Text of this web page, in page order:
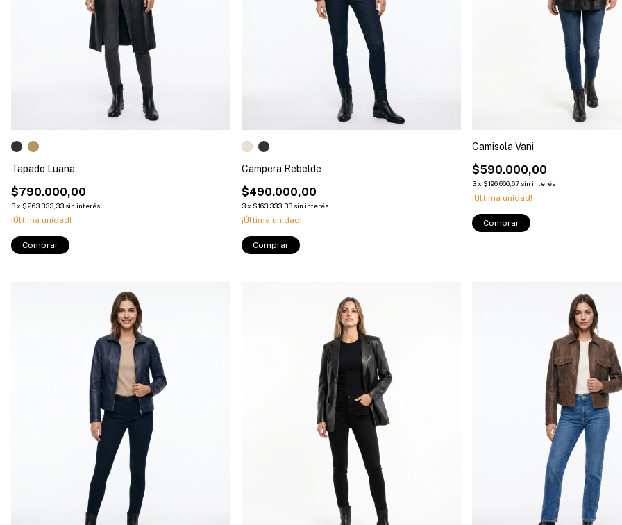
Tapado Luana
$790.000,00
3x $263.333,33 sin interés
¡Última unidad!
Comprar
Campera Rebelde
$490.000,00
3x $163.333,33 sin interés
¡Última unidad!
Comprar
Camisola Vani
$590.000,00
3x $196.666,67 sin interés
¡Última unidad!
Comprar